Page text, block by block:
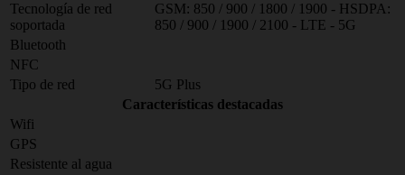
Tecnología de red
soportada
GSM: 850 / 900 / 1800 / 1900 - HSDPA:
850 / 900 / 1900 / 2100 - LTE - 5G
Bluetooth
NFC
Tipo de red
5G Plus
Características destacadas
Wifi
GPS
Resistente al agua